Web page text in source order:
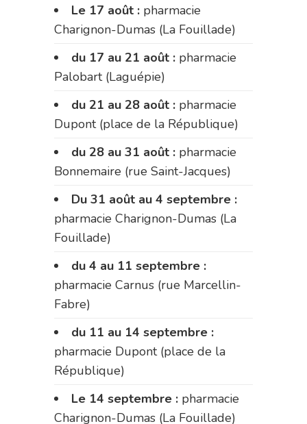
Le 17 août : pharmacie
Charignon-Dumas (La Fouillade)
du 17 au 21 août : pharmacie
Palobart (Laguépie)
du 21 au 28 août : pharmacie
Dupont (place de la République)
du 28 au 31 août : pharmacie
Bonnemaire (rue Saint-Jacques)
Du 31 août au 4 septembre :
pharmacie Charignon-Dumas (La
Fouillade)
du 4 au 11 septembre :
pharmacie Carnus (rue Marcellin-
Fabre)
du 11 au 14 septembre :
pharmacie Dupont (place de la
République)
Le 14 septembre : pharmacie
Charignon-Dumas (La Fouillade)